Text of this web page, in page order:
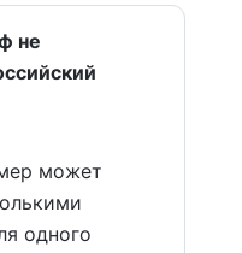
не
может
одного